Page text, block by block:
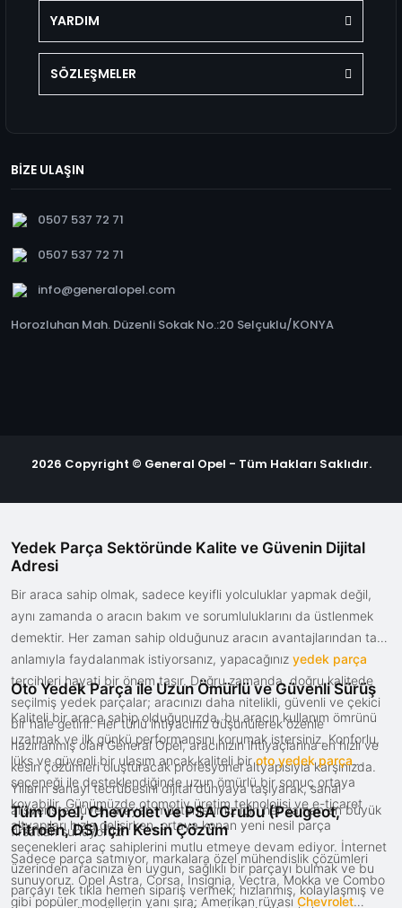
YARDIM
SÖZLEŞMELER
BİZE ULAŞIN
0507 537 72 71
0507 537 72 71
info@generalopel.com
Horozluhan Mah. Düzenli Sokak No.:20 Selçuklu/KONYA
2026 Copyright © General Opel - Tüm Hakları Saklıdır.
Yedek Parça Sektöründe Kalite ve Güvenin Dijital
Adresi
Bir araca sahip olmak, sadece keyifli yolculuklar yapmak değil,
aynı zamanda o aracın bakım ve sorumluluklarını da üstlenmek
demektir. Her zaman sahip olduğunuz aracın avantajlarından tam
anlamıyla faydalanmak istiyorsanız, yapacağınız yedek parça
tercihleri hayati bir önem taşır. Doğru zamanda, doğru kalitede
seçilmiş yedek parçalar; aracınızı daha nitelikli, güvenli ve çekici
bir hale getirir. Her türlü ihtiyacınız düşünülerek özenle
hazırlanmış olan General Opel, aracınızın ihtiyaçlarına en hızlı ve
kesin çözümleri oluşturacak profesyonel altyapısıyla karşınızda.
Yılların sanayi tecrübesini dijital dünyaya taşıyarak, sanal
alışverişte güven arayan müşterilerimiz için her zaman en büyük
fırsatları sunuyoruz.
Oto Yedek Parça ile Uzun Ömürlü ve Güvenli Sürüş
Kaliteli bir araca sahip olduğunuzda, bu aracın kullanım ömrünü
uzatmak ve ilk günkü performansını korumak istersiniz. Konforlu,
lüks ve güvenli bir ulaşım ancak kaliteli biroto yedek parça
seçeneği ile desteklendiğinde uzun ömürlü bir sonuç ortaya
koyabilir. Günümüzde otomotiv üretim teknolojisi ve e-ticaret
altyapıları hızla gelişirken, ortaya konan yeni nesil parça
seçenekleri araç sahiplerini mutlu etmeye devam ediyor. İnternet
üzerinden aracınıza en uygun, sağlıklı bir parçayı bulmak ve bu
parçayı tek tıkla hemen sipariş vermek; hızlanmış, kolaylaşmış ve
Tüm Opel, Chevrolet ve PSA Grubu (Peugeot,
Citroën, DS) İçin Kesin Çözüm
Sadece parça satmıyor, markalara özel mühendislik çözümleri
sunuyoruz. Opel Astra, Corsa, Insignia, Vectra, Mokka ve Combo
gibi popüler modellerin yanı sıra; Amerikan rüyasıChevrolet